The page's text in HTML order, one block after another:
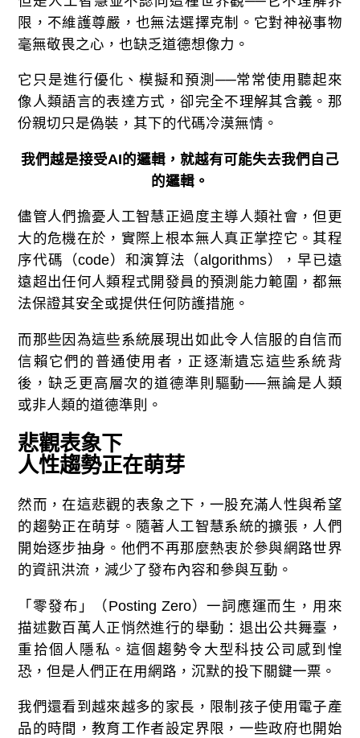
限，不維護尊嚴，也無法選擇克制。它對神祕事物
毫無敬畏之心，也缺乏道德想像力。
它只是進行優化、模擬和預測──常常使用聽起來
像人類語言的表達方式，卻完全不理解其含義。那
份親切只是偽裝，其下的代碼冷漠無情。
我們越是接受AI的邏輯，就越有可能失去我們自己
的邏輯。
儘管人們擔憂人工智慧正過度主導人類社會，但更
大的危機在於，實際上根本無人真正掌控它。其程
序代碼（code）和演算法（algorithms），早已遠
遠超出任何人類程式開發員的預測能力範圍，都無
法保證其安全或提供任何防護措施。
而那些因為這些系統展現出如此令人信服的自信而
信賴它們的普通使用者，正逐漸遺忘這些系統背
後，缺乏更高層次的道德準則驅動──無論是人類
或非人類的道德準則。
悲觀表象下
人性趨勢正在萌芽
然而，在這悲觀的表象之下，一股充滿人性與希望
的趨勢正在萌芽。隨著人工智慧系統的擴張，人們
開始逐步抽身。他們不再那麼熱衷於參與網路世界
的資訊洪流，減少了發布內容和參與互動。
「零發布」（Posting Zero）一詞應運而生，用來
描述數百萬人正悄然進行的舉動：退出公共舞臺，
重拾個人隱私。這個趨勢令大型科技公司感到惶
恐，但是人們正在用網路，沉默的投下關鍵一票。
我們還看到越來越多的家長，限制孩子使用電子產
品的時間，教育工作者設定界限，一些政府也開始